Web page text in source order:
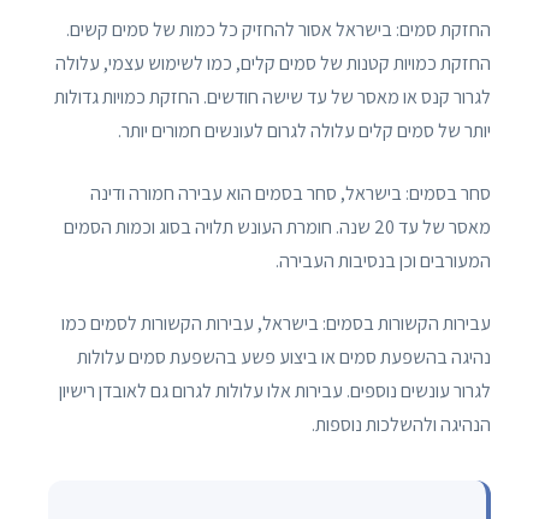
החזקת סמים: בישראל אסור להחזיק כל כמות של סמים קשים.
החזקת כמויות קטנות של סמים קלים, כמו לשימוש עצמי, עלולה
לגרור קנס או מאסר של עד שישה חודשים. החזקת כמויות גדולות
יותר של סמים קלים עלולה לגרום לעונשים חמורים יותר.
סחר בסמים: בישראל, סחר בסמים הוא עבירה חמורה ודינה
מאסר של עד 20 שנה. חומרת העונש תלויה בסוג וכמות הסמים
המעורבים וכן בנסיבות העבירה.
עבירות הקשורות בסמים: בישראל, עבירות הקשורות לסמים כמו
נהיגה בהשפעת סמים או ביצוע פשע בהשפעת סמים עלולות
לגרור עונשים נוספים. עבירות אלו עלולות לגרום גם לאובדן רישיון
הנהיגה ולהשלכות נוספות.